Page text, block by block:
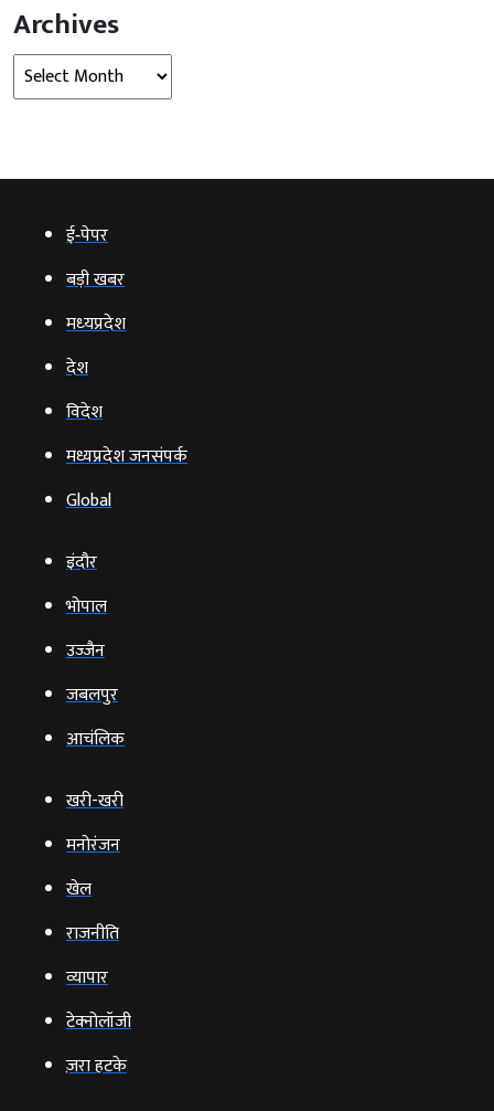
Archives
Archives
ई‑पेपर
बड़ी खबर
मध्‍यप्रदेश
देश
विदेश
मध्यप्रदेश जनसंपर्क
Global
इंदौर
भोपाल
उज्‍जैन
जबलपुर
आचंलिक
खरी-खरी
मनोरंजन
खेल
राजनीति
व्‍यापार
टेक्‍नोलॉजी
ज़रा हटके